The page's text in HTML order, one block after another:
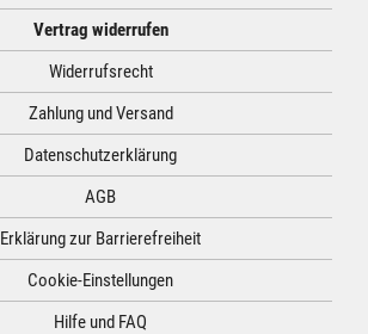
Vertrag widerrufen
Widerrufsrecht
Zahlung und Versand
Datenschutzerklärung
AGB
Erklärung zur Barrierefreiheit
Cookie-Einstellungen
Hilfe und FAQ